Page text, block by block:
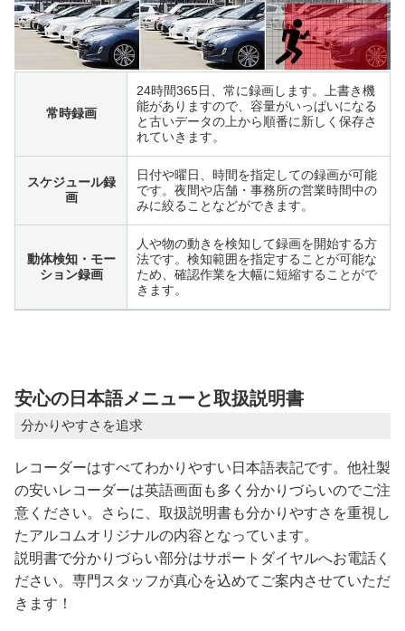
常時録画
24時間365日、常に録画します。上書き機
能がありますので、容量がいっぱいになる
と古いデータの上から順番に新しく保存さ
れていきます。
スケジュール録
画
日付や曜日、時間を指定しての録画が可能
です。夜間や店舗・事務所の営業時間中の
みに絞ることなどができます。
動体検知・モー
ション録画
人や物の動きを検知して録画を開始する方
法です。検知範囲を指定することが可能な
ため、確認作業を大幅に短縮することがで
きます。
安心の日本語メニューと取扱説明書
分かりやすさを追求
レコーダーはすべてわかりやすい日本語表記です。他社製
の安いレコーダーは英語画面も多く分かりづらいのでご注
意ください。さらに、取扱説明書も分かりやすさを重視し
たアルコムオリジナルの内容となっています。
説明書で分かりづらい部分はサポートダイヤルへお電話く
ださい。専門スタッフが真心を込めてご案内させていただ
きます！